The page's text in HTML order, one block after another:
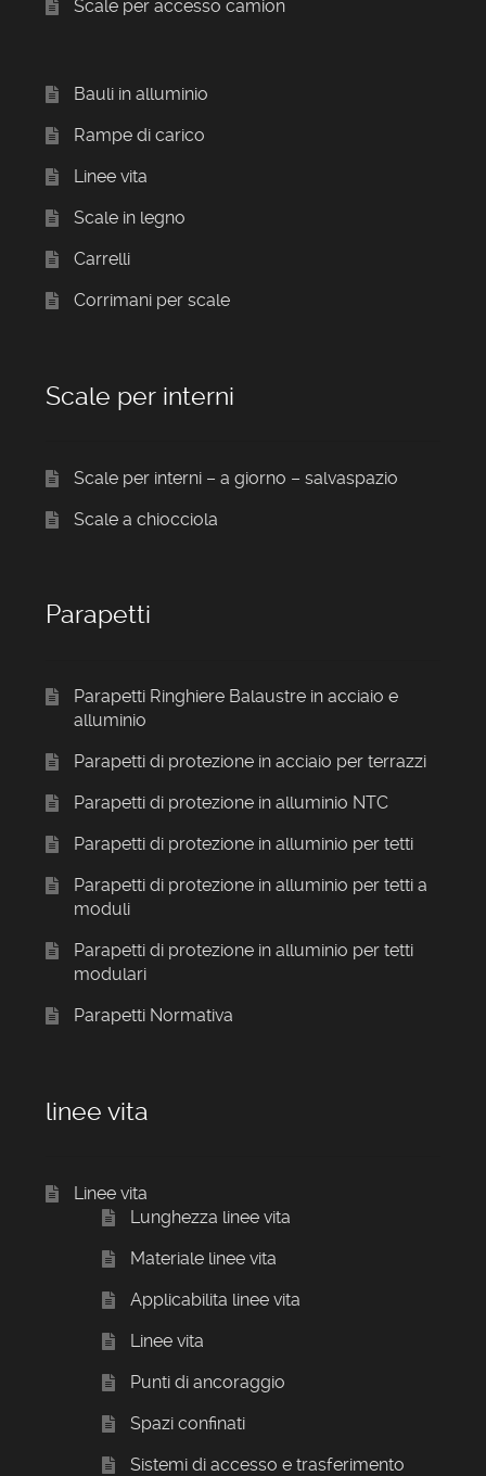
Scale per accesso camion
Bauli in alluminio
Rampe di carico
Linee vita
Scale in legno
Carrelli
Corrimani per scale
Scale per interni
Scale per interni – a giorno – salvaspazio
Scale a chiocciola
Parapetti
Parapetti Ringhiere Balaustre in acciaio e
alluminio
Parapetti di protezione in acciaio per terrazzi
Parapetti di protezione in alluminio NTC
Parapetti di protezione in alluminio per tetti
Parapetti di protezione in alluminio per tetti a
moduli
Parapetti di protezione in alluminio per tetti
modulari
Parapetti Normativa
linee vita
Linee vita
Lunghezza linee vita
Materiale linee vita
Applicabilita linee vita
Linee vita
Punti di ancoraggio
Spazi confinati
Sistemi di accesso e trasferimento